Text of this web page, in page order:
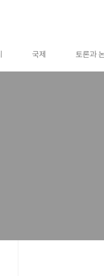
국제 토론과